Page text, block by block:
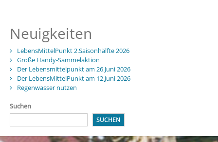
Neuigkeiten
LebensMittelPunkt 2.Saisonhälfte 2026
Große Handy-Sammelaktion
Der Lebensmittelpunkt am 26.Juni 2026
Der LebensMittelPunkt am 12.Juni 2026
Regenwasser nutzen
Suchen
SUCHEN